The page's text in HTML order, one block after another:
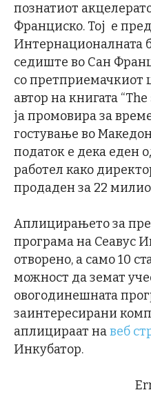
познатиот
Франциско. Тој е
Интернационалната
седиште во Сан
со претприемачкиот
автор на книгата
ја промовира за
гостување во
податок е дека еден
работел како
продаден за 22
Аплицирањето за
програма на Сеавус
отворено, а само 10
можност да земат
овогодинешната
заинтересирани
аплицираат навеб
Инкубатор.